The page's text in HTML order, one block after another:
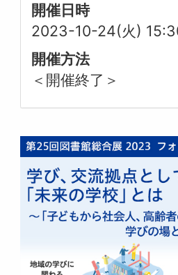
開催日時
2023-10-24(火)
開催方法
＜開催終了＞